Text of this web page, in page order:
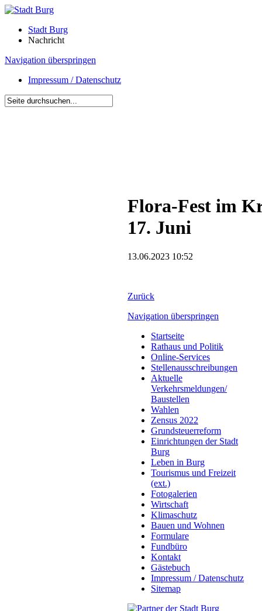
Stadt Burg
Nachricht
Navigation überspringen
Impressum / Datenschutz
Flora-Fest im
17. Juni
13.06.2023 10:52
Zurück
Navigation überspringen
Startseite
Rathaus und Politik
Online-Services
Stellenausschreibungen
Aktuelle
Verkehrsmeldungen/
Baustellen
Wahlen
Zensus 2022
Grundsteuerreform
Einrichtungen der Stadt
Burg
Leben in Burg
Tourismus und Freizeit
(ext.)
Fotogalerien
Wirtschaft
Klimaschutz
Bauen und Wohnen
Formulare
Fundbüro
Kontakt
Gästebuch
Impressum / Datenschutz
Sitemap